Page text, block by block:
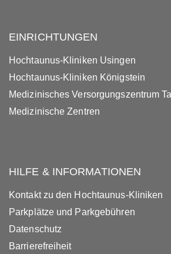
EINRICHTUNGEN
Hochtaunus-Kliniken Usingen
Hochtaunus-Kliniken Königstein
Medizinisches Versorgungszentrum
Medizinische Zentren
HILFE & INFORMATIONEN
Kontakt zu den Hochtaunus-Kliniken
Parkplätze und Parkgebühren
Datenschutz
Barrierefreiheit